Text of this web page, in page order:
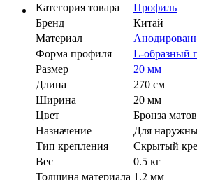
Категория товара
Профиль
Бренд
Китай
Материал
Форма профиля
L-образный
Размер
20 мм
Длина
270 см
Ширина
20 мм
Цвет
Бронза
Назначение
Для
Тип крепления
Скрытый
Вес
0.5 кг
Толщина материала 1.2 мм